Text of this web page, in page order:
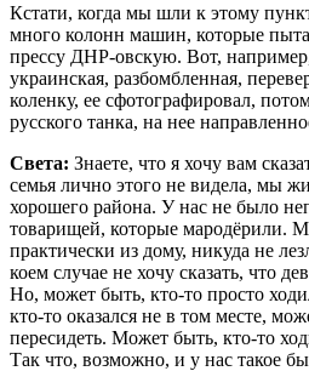
Кстати, когда мы шли к этому
много колонн машин, которые
прессу ДНР-овскую. Вот,
украинская, разбомбленная,
коленку, ее сфотографировал,
русского танка, на нее
Света: Знаете, что я хочу вам
семья лично этого не видела, мы
хорошего района. У нас не было
товарищей, которые мародёрили.
практически из дому, никуда не
коем случае не хочу сказать, что
Но, может быть, кто-то просто
кто-то оказался не в том месте,
пересидеть. Может быть, кто-то
Так что, возможно, и у нас такое